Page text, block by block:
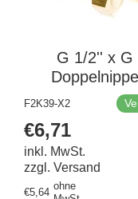
G 1/2'' x G
Messing 16
Stück]
F2K39-X2
Regulärer
Preis
€6,71
inkl. MwSt.
zzgl. Versand
Regulärer
€5,64
ohne